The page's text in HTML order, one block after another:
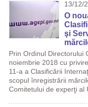
13/12/
O
şi
Prin Ordinul Directorului
noiembrie 2018 cu
11-a a Clasificării
scopul înregistrării
Comitetului de experţi al